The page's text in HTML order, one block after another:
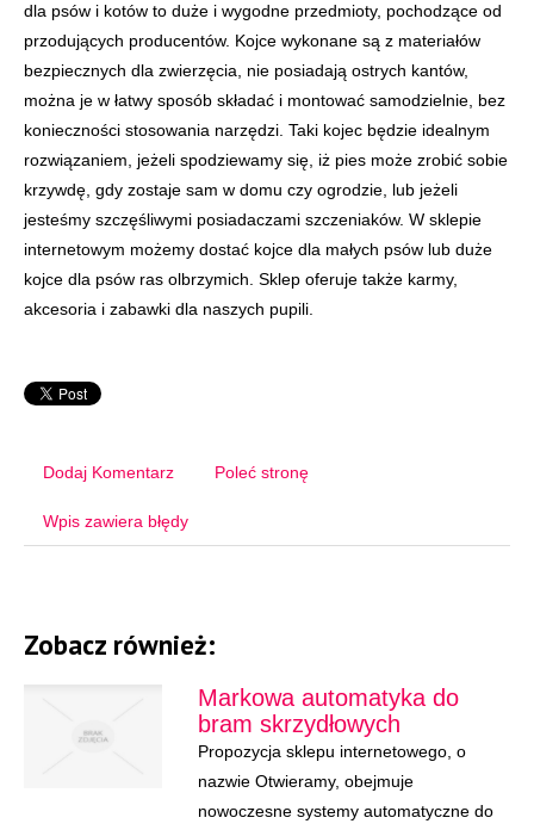
dla psów i kotów to duże i wygodne przedmioty, pochodzące od
przodujących producentów. Kojce wykonane są z materiałów
bezpiecznych dla zwierzęcia, nie posiadają ostrych kantów,
można je w łatwy sposób składać i montować samodzielnie, bez
konieczności stosowania narzędzi. Taki kojec będzie idealnym
rozwiązaniem, jeżeli spodziewamy się, iż pies może zrobić sobie
krzywdę, gdy zostaje sam w domu czy ogrodzie, lub jeżeli
jesteśmy szczęśliwymi posiadaczami szczeniaków. W sklepie
internetowym możemy dostać kojce dla małych psów lub duże
kojce dla psów ras olbrzymich. Sklep oferuje także karmy,
akcesoria i zabawki dla naszych pupili.
Dodaj Komentarz Poleć stronę
Wpis zawiera błędy
Zobacz również:
Markowa automatyka do
bram skrzydłowych
Propozycja sklepu internetowego, o
nazwie Otwieramy, obejmuje
nowoczesne systemy automatyczne do